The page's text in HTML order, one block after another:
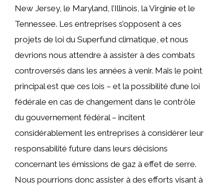
New Jersey, le Maryland, l’Illinois, la Virginie et le
Tennessee. Les entreprises s’opposent à ces
projets de loi du Superfund climatique, et nous
devrions nous attendre à assister à des combats
controversés dans les années à venir. Mais le point
principal est que ces lois – et la possibilité d’une loi
fédérale en cas de changement dans le contrôle
du gouvernement fédéral – incitent
considérablement les entreprises à considérer leur
responsabilité future dans leurs décisions
concernant les émissions de gaz à effet de serre.
Nous pourrions donc assister à des efforts visant à